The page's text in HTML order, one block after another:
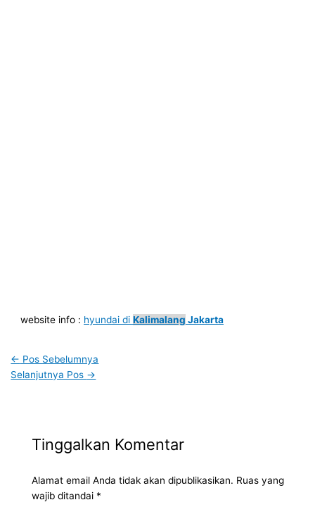
website info : hyundai diKalimalang Jakarta
← Pos Sebelumnya
Selanjutnya Pos →
Tinggalkan Komentar
Alamat email Anda tidak akan dipublikasikan. Ruas yang
wajib ditandai *